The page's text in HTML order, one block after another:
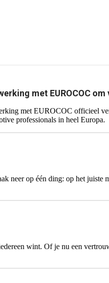
met EUROCOC
met EUROCOC officieel
professionals in heel Europa.
neer op één ding: op het
wint. Of je nu een